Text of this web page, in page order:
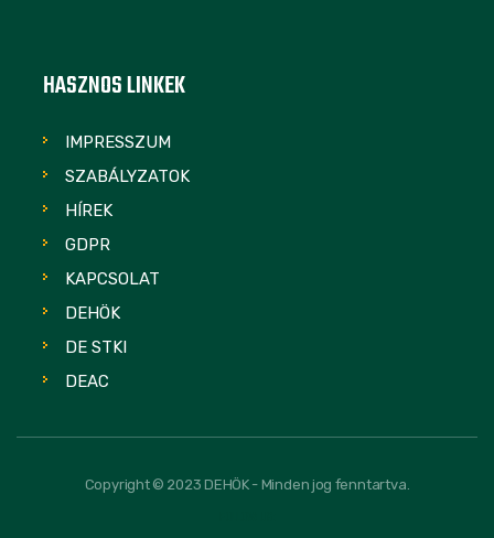
HASZNOS LINKEK
IMPRESSZUM
SZABÁLYZATOK
HÍREK
GDPR
KAPCSOLAT
DEHÖK
DE STKI
DEAC
Copyright © 2023 DEHÖK - Minden jog fenntartva.